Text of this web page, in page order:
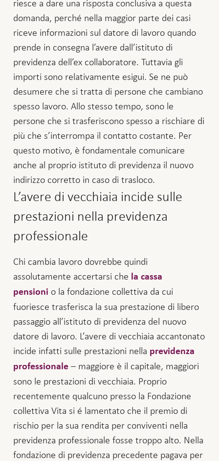
riesce a dare una risposta conclusiva a questa
domanda, perché nella maggior parte dei casi
riceve informazioni sul datore di lavoro quando
prende in consegna l’avere dall’istituto di
previdenza dell’ex collaboratore. Tuttavia gli
importi sono relativamente esigui. Se ne può
desumere che si tratta di persone che cambiano
spesso lavoro. Allo stesso tempo, sono le
persone che si trasferiscono spesso a rischiare di
più che s’interrompa il contatto costante. Per
questo motivo, è fondamentale comunicare
anche al proprio istituto di previdenza il nuovo
indirizzo corretto in caso di trasloco.
L’avere di vecchiaia incide sulle
prestazioni nella previdenza
professionale
Chi cambia lavoro dovrebbe quindi
assolutamente accertarsi che la cassa
pensioni o la fondazione collettiva da cui
fuoriesce trasferisca la sua prestazione di libero
passaggio all’istituto di previdenza del nuovo
datore di lavoro. L’avere di vecchiaia accantonato
incide infatti sulle prestazioni nella previdenza
professionale– maggiore è il capitale, maggiori
sono le prestazioni di vecchiaia. Proprio
recentemente qualcuno presso la Fondazione
collettiva Vita si é lamentato che il premio di
rischio per la sua rendita per conviventi nella
previdenza professionale fosse troppo alto. Nella
fondazione di previdenza precedente pagava per